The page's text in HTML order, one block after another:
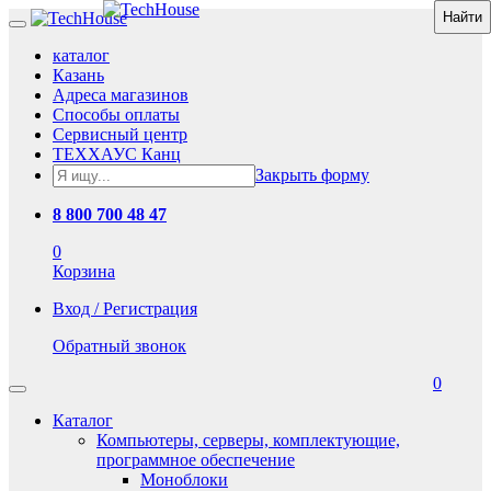
каталог
Казань
Адреса магазинов
Способы оплаты
Сервисный центр
ТЕХХАУС Канц
Закрыть форму
8 800 700 48 47
0
Корзина
Вход / Регистрация
Обратный звонок
0
Каталог
Компьютеры, серверы, комплектующие,
программное обеспечение
Моноблоки